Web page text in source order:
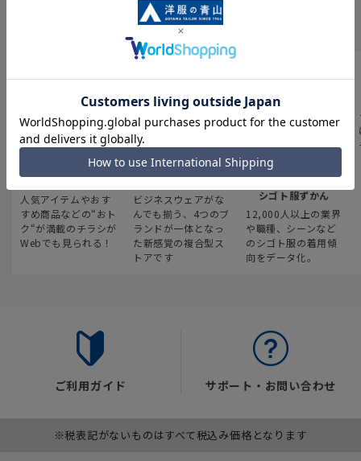
INFORMATION
最新のお買い得情報
人気アイテムやおす
すめ商品などの“おト
ク“が満載のチラシが
Webでも見られる！
スーツスクエア
ビジネスウェアがな
んでも揃う、4つのブ
ランドが一体となっ
た新感覚の複合型ス
トアです
みんなの
シゴト服ずかん
12,000人以上の業界
や職種、シーンなど
のシゴト服の着用傾
向をデータ化。
ご利用ガイド サポート・お問い合わせ
※税表記がないものはすべて税込み価格となります